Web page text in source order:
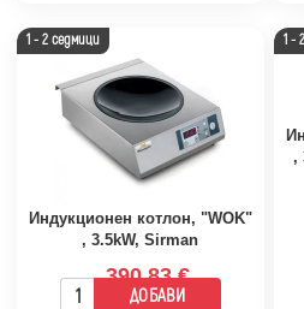
1 - 2 седмици
Индукционен котлон, "WOK"
, 3.5kW, Sirman
390.83 €
ДОБАВИ
1 -
,